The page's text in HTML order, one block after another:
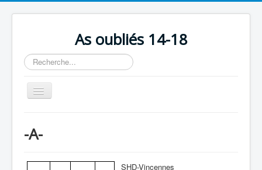
As oubliés 14-18
Rechercher
Basculer
la
Chronologie
Escadrilles
-A-
SHD-Vincennes